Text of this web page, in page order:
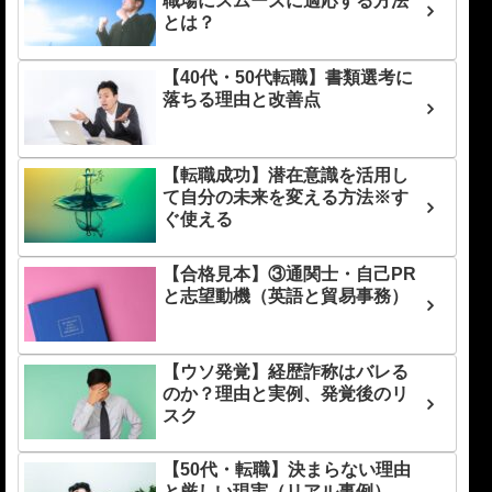
とは？
【40代・50代転職】書類選考に
落ちる理由と改善点
【転職成功】潜在意識を活用し
て自分の未来を変える方法※す
ぐ使える
【合格見本】③通関士・自己PR
と志望動機（英語と貿易事務）
【ウソ発覚】経歴詐称はバレる
のか？理由と実例、発覚後のリ
スク
【50代・転職】決まらない理由